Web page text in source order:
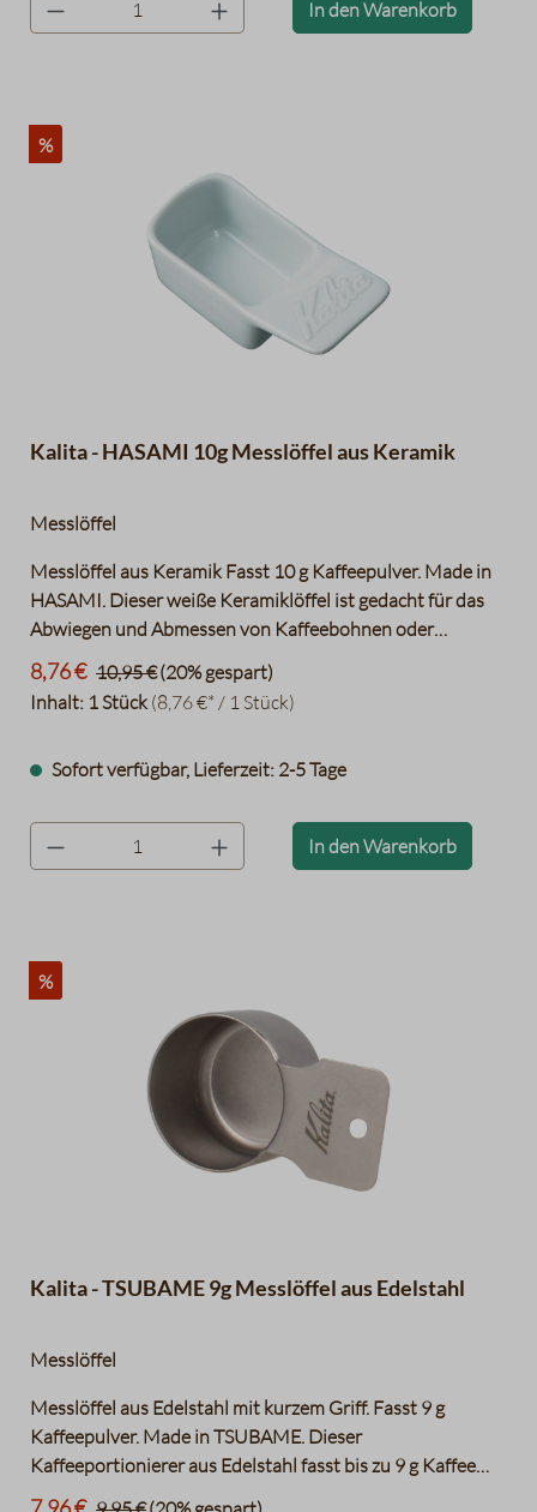
In den Warenkorb
%
Kalita - HASAMI 10g Messlöffel aus Keramik
Messlöffel
Messlöffel aus Keramik Fasst 10 g Kaffeepulver. Made in
HASAMI. Dieser weiße Keramiklöffel ist gedacht für das
Abwiegen und Abmessen von Kaffeebohnen oder
Kaffeepulver. Fassungsvermögen: ca. 10g Kaffee. Mit einer
400-jährigen Geschichte, ist das Hasami Porzellan aus der
Präfektur Nagasaki bis heute Bestandteil des täglichen
Inhalt: 1 Stück (8,76 €* / 1 Stück)
8,76 € 10,95 €(20% gespart)
Sofort verfügbar, Lieferzeit: 2-5 Tage
product.quantityLabel In den Warenkorb
%
Kalita - TSUBAME 9g Messlöffel aus Edelstahl
Messlöffel
Messlöffel aus Edelstahl mit kurzem Griff. Fasst 9 g
Kaffeepulver. Made in TSUBAME. Dieser
Kaffeeportionierer aus Edelstahl fasst bis zu 9 g Kaffee
pro Löffel. Das Lot hat einen kurzen Griff mit einem Loch